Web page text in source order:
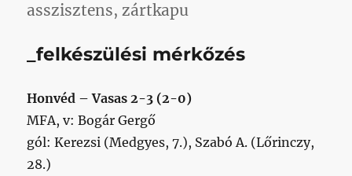
asszisztens, zártkapu
_felkészülési mérkőzés
Honvéd – Vasas 2-3 (2-0)
MFA, v: Bogár Gergő
gól: Kerezsi (Medgyes, 7.), Szabó A. (Lőrinczy,
28.)